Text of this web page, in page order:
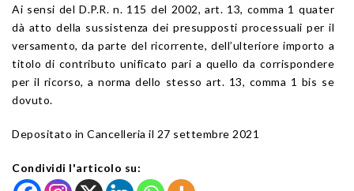
Ai sensi del D.P.R. n. 115 del 2002, art. 13, comma 1 quater
dà atto della sussistenza dei presupposti processuali per il
versamento, da parte del ricorrente, dell’ulteriore importo a
titolo di contributo unificato pari a quello da corrispondere
per il ricorso, a norma dello stesso art. 13, comma 1 bis se
dovuto.
Depositato in Cancelleria il 27 settembre 2021
Condividi l'articolo su: